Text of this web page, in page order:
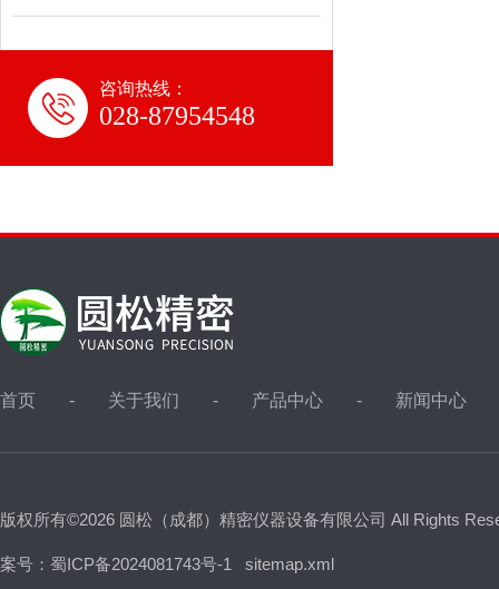
咨询热线：
028-87954548
首页 关于我们 产品中心 新闻中心
版权所有©2026 圆松（成都）精密仪器设备有限公司 All Rights
案号：蜀ICP备2024081743号-1 sitemap.xml